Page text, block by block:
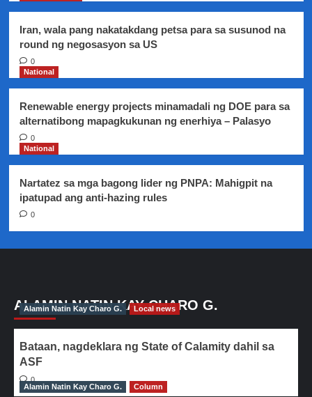
Iran, wala pang nakatakdang petsa para sa susunod na
round ng negosasyon sa US
0
National
Renewable energy projects minamadali ng DOE para sa
alternatibong mapagkukunan ng enerhiya – Palasyo
0
National
Nartatez sa mga bagong lider ng PNPA: Mahigpit na
ipatupad ang anti-hazing rules
0
ALAMIN NATIN KAY CHARO G.
Alamin Natin Kay Charo G. Local news
Bataan, nagdeklara ng State of Calamity dahil sa
ASF
0
Alamin Natin Kay Charo G.
Column